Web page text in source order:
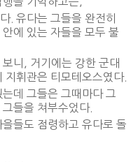
. 유다는 그들을 완전히
에 있는 자들을 모두 불
니, 거기에는 강한 군대
지휘관은 티모테오스였다.
데 그들은 그때마다 그
들을 쳐부수었다.
들도 점령하고 유다로 돌